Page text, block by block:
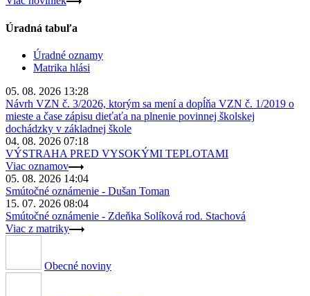
Úradná tabuľa
Úradné oznamy
Matrika hlási
05. 08. 2026 13:28
Návrh VZN č. 3/2026, ktorým sa mení a dopĺňa VZN č. 1/2019 o
mieste a čase zápisu dieťaťa na plnenie povinnej školskej
dochádzky v základnej škole
04. 08. 2026 07:18
VÝSTRAHA PRED VYSOKÝMI TEPLOTAMI
Viac oznamov
05. 08. 2026 14:04
Smútočné oznámenie - Dušan Toman
15. 07. 2026 08:04
Smútočné oznámenie - Zdeňka Solíková rod. Stachová
Viac z matriky
Obecné noviny